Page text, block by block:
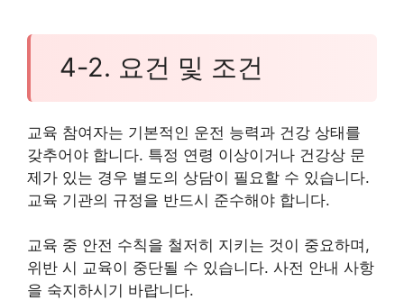
4-2. 요건 및 조건
교육 참여자는 기본적인 운전 능력과 건강 상태를
갖추어야 합니다. 특정 연령 이상이거나 건강상 문
제가 있는 경우 별도의 상담이 필요할 수 있습니다.
교육 기관의 규정을 반드시 준수해야 합니다.
교육 중 안전 수칙을 철저히 지키는 것이 중요하며,
위반 시 교육이 중단될 수 있습니다. 사전 안내 사항
을 숙지하시기 바랍니다.